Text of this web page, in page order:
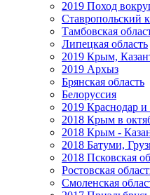
2019 Поход
Ставропольский
Тамбовская
Липецкая область
2019 Крым,
2019 Архыз
Брянская область
Белоруссия
2019 Краснодар
2018 Крым в
2018 Крым -
2018 Батуми,
2018 Псковская
Ростовская
Смоленская